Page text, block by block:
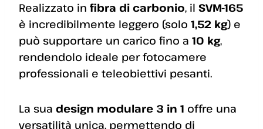
Realizzato in fibra di carbonio, il SVM-165
è incredibilmente leggero (solo 1,52 kg) e
può supportare un carico fino a 10 kg,
rendendolo ideale per fotocamere
professionali e teleobiettivi pesanti.
La sua design modulare 3 in 1 offre una
versatilità unica, permettendo di